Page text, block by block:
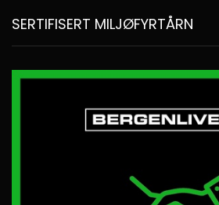
SERTIFISERT MILJØFYRTÅRN